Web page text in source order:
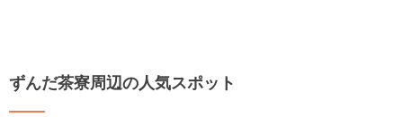
ずんだ茶寮周辺の人気スポット